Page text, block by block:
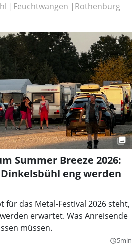
Feuchtwangen Rothenburg
Summer Breeze 2026:
eng werden
für das Metal-Festival 2026 steht,
erwartet. Was Anreisende
müssen.
query_builder5min